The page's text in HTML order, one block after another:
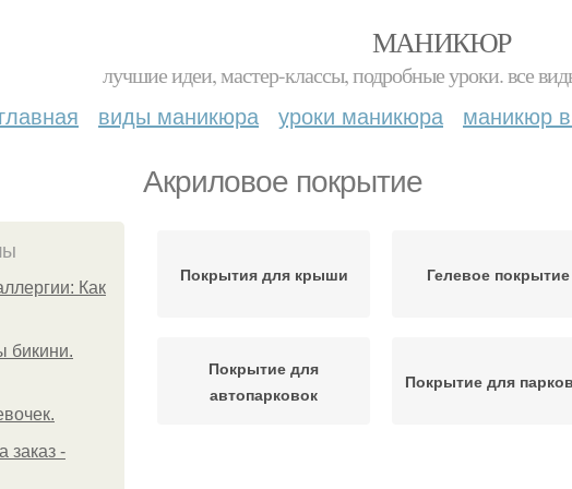
МАНИКЮР
лучшие идеи, мастер-классы, подробные уроки. все
главная виды маникюра уроки маникюра маникюр
Акриловое покрытие
Как
бикини.
заказ -
Покрытия для крыши Гелевое покрытие
Покрытие для
автопарковок
Покрытие для